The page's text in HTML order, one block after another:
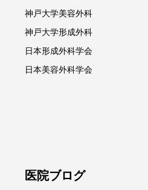
神戸大学美容外科
神戸大学形成外科
日本形成外科学会
日本美容外科学会
医院ブログ